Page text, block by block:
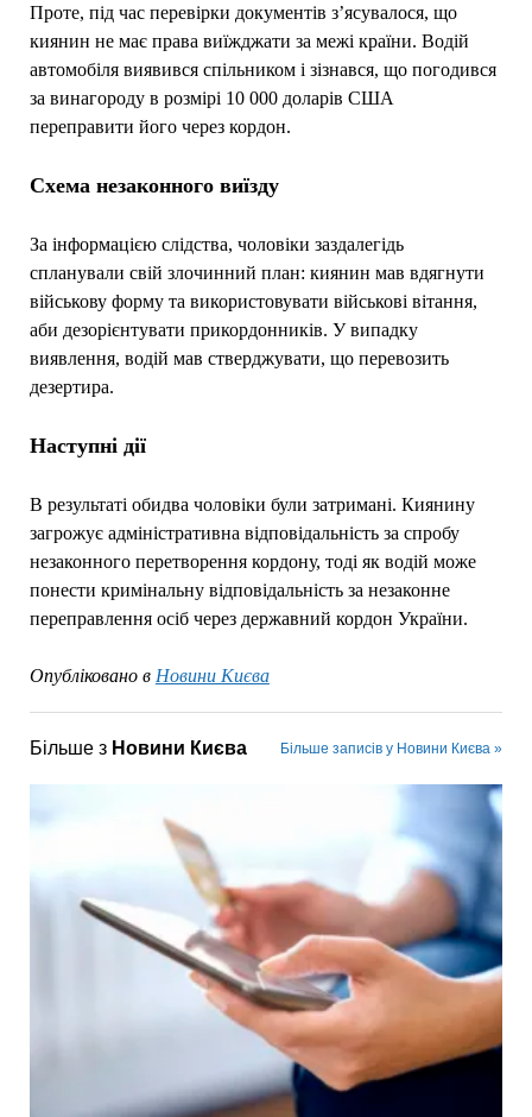
Проте, під час перевірки документів з’ясувалося, що
киянин не має права виїжджати за межі країни. Водій
автомобіля виявився спільником і зізнався, що погодився
за винагороду в розмірі 10 000 доларів США
переправити його через кордон.
Схема незаконного виїзду
За інформацією слідства, чоловіки заздалегідь
спланували свій злочинний план: киянин мав вдягнути
військову форму та використовувати військові вітання,
аби дезорієнтувати прикордонників. У випадку
виявлення, водій мав стверджувати, що перевозить
дезертира.
Наступні дії
В результаті обидва чоловіки були затримані. Киянину
загрожує адміністративна відповідальність за спробу
незаконного перетворення кордону, тоді як водій може
понести кримінальну відповідальність за незаконне
переправлення осіб через державний кордон України.
Опубліковано в Новини Києва
Більше з Новини Києва Більше записів у Новини Києва »